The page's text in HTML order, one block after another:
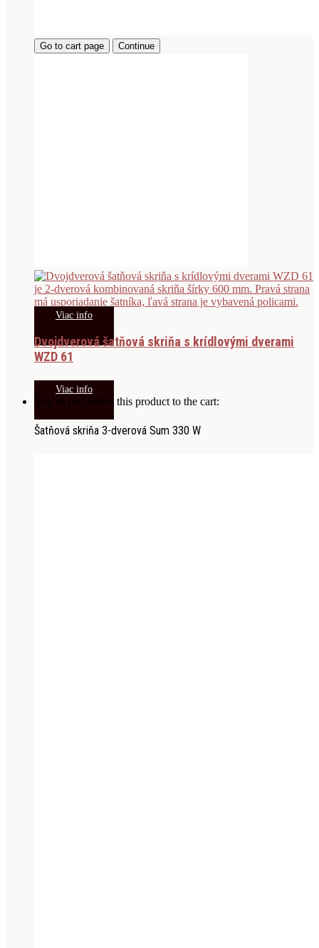
Go to cart page Continue
Viac info
Dvojdverová šatňová skriňa s krídlovými dverami
WZD 61
Viac info
You've just added this product to the cart:
Šatňová skriňa 3-dverová Sum 330 W